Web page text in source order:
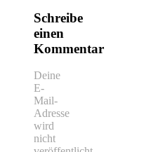
Schreibe
einen
Kommentar
Deine
E-
Mail-
Adresse
wird
nicht